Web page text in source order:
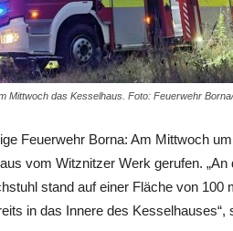
Mittwoch das Kesselhaus. Foto: Feuerwehr
Feuerwehr Borna: Am Mittwoch
vom Witznitzer Werk gerufen.
stand auf einer Fläche von 100
in das Innere des